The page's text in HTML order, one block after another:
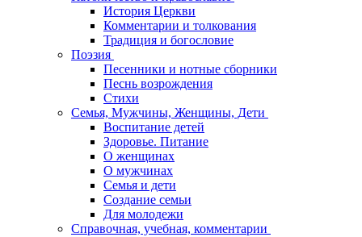
История Церкви
Комментарии и толкования
Традиция и богословие
Поэзия
Песенники и нотные сборники
Песнь возрождения
Стихи
Семья, Мужчины, Женщины, Дети
Воспитание детей
Здоровье. Питание
О женщинах
О мужчинах
Семья и дети
Создание семьи
Для молодежи
Справочная, учебная, комментарии